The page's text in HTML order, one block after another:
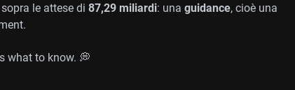
sopra le attese di 87,29 miliardi: una guidance, cioè una
what to know. 💭